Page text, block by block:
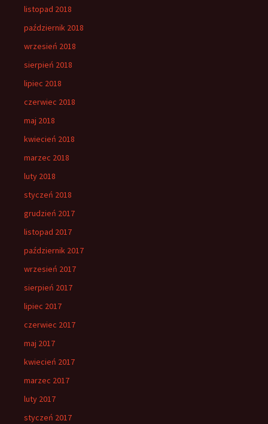
listopad 2018
październik 2018
wrzesień 2018
sierpień 2018
lipiec 2018
czerwiec 2018
maj 2018
kwiecień 2018
marzec 2018
luty 2018
styczeń 2018
grudzień 2017
listopad 2017
październik 2017
wrzesień 2017
sierpień 2017
lipiec 2017
czerwiec 2017
maj 2017
kwiecień 2017
marzec 2017
luty 2017
styczeń 2017